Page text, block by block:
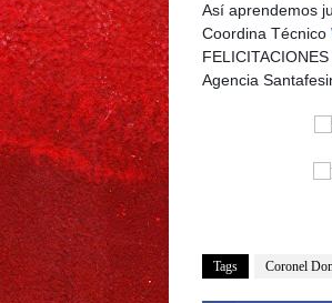
Así aprendemos
Coordina Técnico
FELICITACIONES
Agencia
Tags Coronel